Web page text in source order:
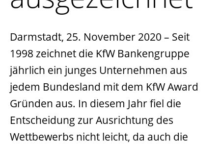
Darmstadt, 25. November 2020 – Seit
1998 zeichnet die KfW Bankengruppe
jährlich ein junges Unternehmen aus
jedem Bundesland mit dem KfW Award
Gründen aus. In diesem Jahr fiel die
Entscheidung zur Ausrichtung des
Wettbewerbs nicht leicht, da auch die